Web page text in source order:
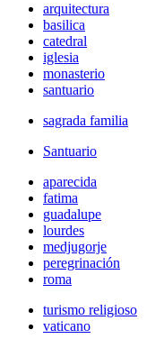
arquitectura
basilica
catedral
iglesia
monasterio
santuario
sagrada familia
Santuario
aparecida
fatima
guadalupe
lourdes
medjugorje
peregrinación
roma
turismo religioso
vaticano